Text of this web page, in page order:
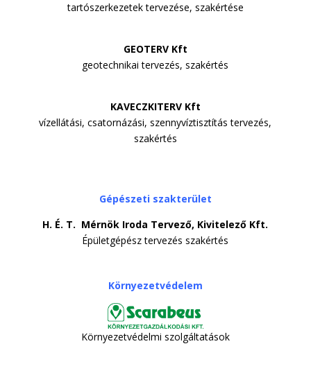
tartószerkezetek tervezése, szakértése
GEOTERV Kft
geotechnikai tervezés, szakértés
KAVECZKITERV Kft
vízellátási, csatornázási, szennyvíztisztítás tervezés,
szakértés
Gépészeti szakterület
H. É. T. Mérnök Iroda Tervező, Kivitelező Kft.
Épületgépész tervezés szakértés
Környezetvédelem
Környezetvédelmi szolgáltatások